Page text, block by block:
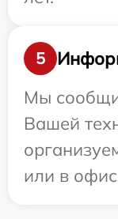
5
Мы
Вашей
или в